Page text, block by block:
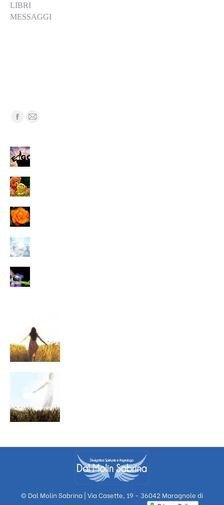
LIBRI
MESSAGGI
© Dal Molin Sabrina | Via Casette, 19 - 36042 Maragnole di